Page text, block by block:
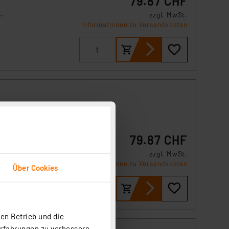
Über Cookies
Betrieb und die
zzgl. MwSt.
Informationen zu Versandkosten
79.87 CHF
zzgl. MwSt.
Informationen zu Versandkosten